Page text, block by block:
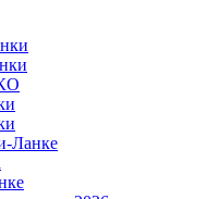
Ланке